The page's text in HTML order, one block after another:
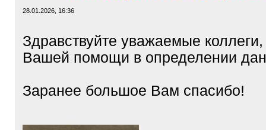
28.01.2026, 16:36
Здравствуйте уважаемые
Вашей помощи в определении
Заранее большое Вам спасибо!